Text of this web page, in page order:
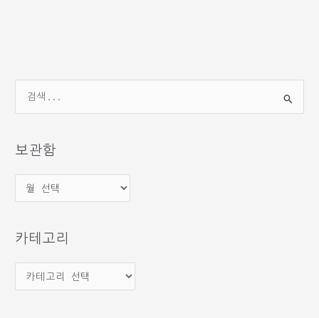
상
보관함
관
카테고리
테